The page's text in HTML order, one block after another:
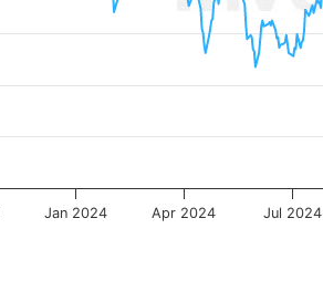
Jan 2024 Jul 2024
Apr 2024